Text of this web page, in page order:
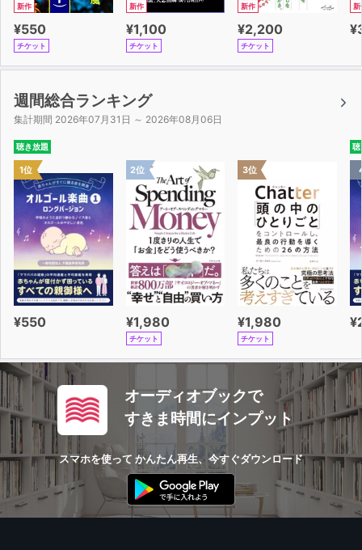
新作
¥550
チケット
新作
¥1,100
チケット
新作
¥2,200
チケット
新
週間総合ランキング
集計期間 2026年07月31日 ～ 2026年08月06日
聴き放題
1位
¥550
2位
¥1,980
チケット
3位
¥1,980
チケット
聴
オーディオブックで
すきま時間にインプット
スマホを使って かんたん再生、今すぐダウンロード